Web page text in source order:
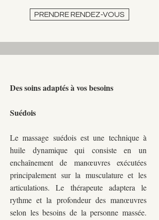
PRENDRE RENDEZ-VOUS
Des soins adaptés à vos besoins
Suédois
Le massage suédois est une technique à
huile dynamique qui consiste en un
enchaînement de manœuvres exécutées
principalement sur la musculature et les
articulations. Le thérapeute adaptera le
rythme et la profondeur des manœuvres
selon les besoins de la personne massée.